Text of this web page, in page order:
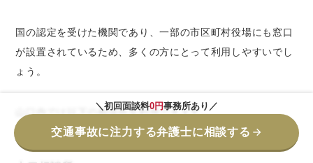
国の認定を受けた機関であり、一部の市区町村役場にも窓口
が設置されているため、多くの方にとって利用しやすいでし
ょう。
山口内では以下の相談所を利用できます。
＼初回面談料0円事務所あり／
交通事故に注力する弁護士に相談する